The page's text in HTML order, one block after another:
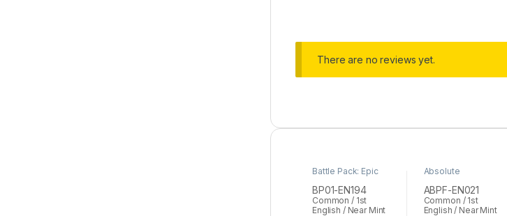
There are no reviews yet.
Battle Pack: Epic
Yu-Gi-Oh
BP01-EN194
Common / 1st
English / Near Mint
Absolute
Gi-Oh
ABPF-EN021
Common / 1st
English / Near Mint